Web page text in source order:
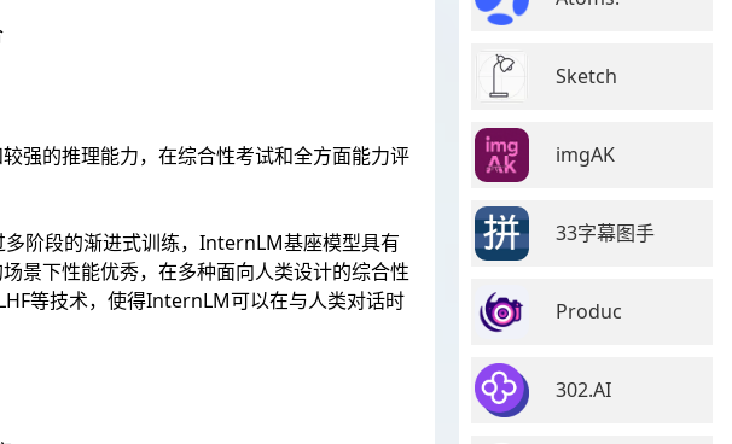
强的推理能力，在综合性考试和全方面能力评
阶段的渐进式训练，InternLM基座模型具有
景下性能优秀，在多种面向人类设计的综合性
等技术，使得InternLM可以在与人类对话时
Sketch
imgAK
33字幕图手
Produc
302.AI